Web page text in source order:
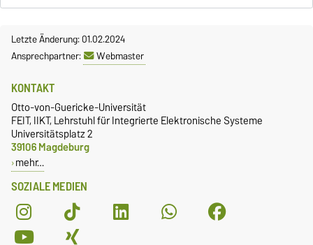
Letzte Änderung: 01.02.2024
Ansprechpartner:
Webmaster
SOZIALE MEDIEN
KONTAKT
Otto-von-Guericke-Universität
FEIT, IIKT, Lehrstuhl für Integrierte Elektronische Systeme
Universitätsplatz 2
39106 Magdeburg
mehr…